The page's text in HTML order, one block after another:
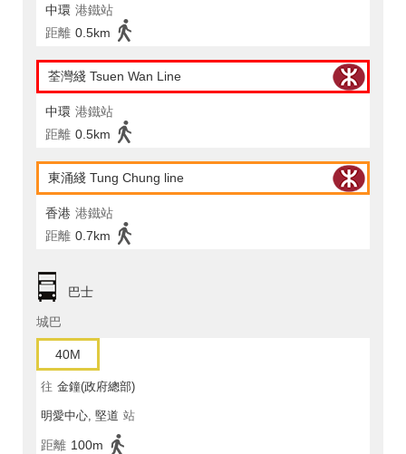
中環 港鐵站
距離 0.5km
荃灣綫 Tsuen Wan Line
中環 港鐵站
距離 0.5km
東涌綫 Tung Chung line
香港 港鐵站
距離 0.7km
巴士
城巴
40M
往 金鐘(政府總部)
明愛中心, 堅道 站
距離 100m